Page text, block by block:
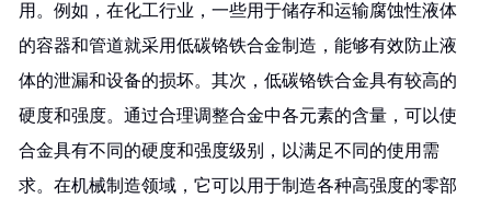
用。例如，在化工行业，一些用于储存和运输腐蚀性液体
的容器和管道就采用低碳铬铁合金制造，能够有效防止液
体的泄漏和设备的损坏。其次，低碳铬铁合金具有较高的
硬度和强度。通过合理调整合金中各元素的含量，可以使
合金具有不同的硬度和强度级别，以满足不同的使用需
求。在机械制造领域，它可以用于制造各种高强度的零部